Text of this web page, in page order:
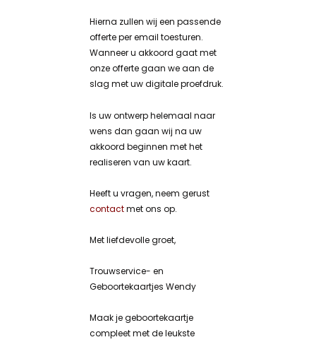
Hierna zullen wij een passende
offerte per email toesturen.
Wanneer u akkoord gaat met
onze offerte gaan we aan de
slag met uw digitale proefdruk.
Is uw ontwerp helemaal naar
wens dan gaan wij na uw
akkoord beginnen met het
realiseren van uw kaart.
Heeft u vragen, neem gerust
contactmet ons op.
Met liefdevolle groet,
Trouwservice- en
Geboortekaartjes Wendy
Maak je geboortekaartje
compleet met de leukste